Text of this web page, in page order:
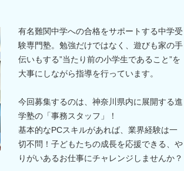
有名難関中学への合格をサポートする中学受
験専門塾。勉強だけではなく、遊びも家の手
伝いもする”当たり前の小学生であること”を
大事にしながら指導を行っています。
今回募集するのは、神奈川県内に展開する進
学塾の「事務スタッフ」！
基本的なPCスキルがあれば、業界経験は一
切不問！子どもたちの成長を応援できる、や
りがいあるお仕事にチャレンジしませんか？